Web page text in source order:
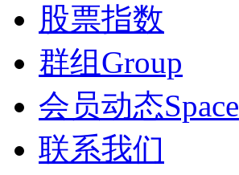
股票指数
群组 Group
会员动态Space
联系我们